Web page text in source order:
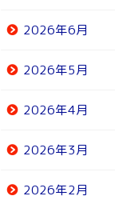
2026年6月
2026年5月
2026年4月
2026年3月
2026年2月